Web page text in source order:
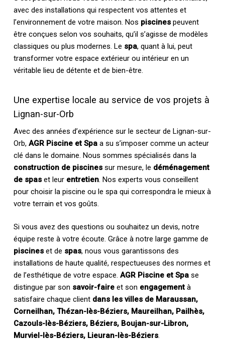
avec des installations qui respectent vos attentes et
l’environnement de votre maison. Nos piscinespeuvent
être conçues selon vos souhaits, qu’il s’agisse de modèles
classiques ou plus modernes. Le spa, quant à lui, peut
transformer votre espace extérieur ou intérieur en un
véritable lieu de détente et de bien-être.
Une expertise locale au service de vos projets à
Lignan-sur-Orb
Avec des années d’expérience sur le secteur de Lignan-sur-
Orb, AGR Piscine et Spaa su s’imposer comme un acteur
clé dans le domaine. Nous sommes spécialisés dans la
construction de piscinessur mesure, le déménagement
de spaset leur entretien. Nos experts vous conseillent
pour choisir la piscine ou le spa qui correspondra le mieux à
votre terrain et vos goûts.
Si vous avez des questions ou souhaitez un devis, notre
équipe reste à votre écoute. Grâce à notre large gamme de
piscineset de spas, nous vous garantissons des
installations de haute qualité, respectueuses des normes et
de l’esthétique de votre espace. AGR Piscine et Spase
distingue par son savoir-faireet son engagementà
satisfaire chaque client dans les villes de Maraussan,
Corneilhan, Thézan-lès-Béziers, Maureilhan, Pailhès,
Cazouls-lès-Béziers, Béziers, Boujan-sur-Libron,
Murviel-lès-Béziers, Lieuran-lès-Béziers.